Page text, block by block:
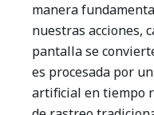
manera
nuestras acciones,
pantalla se
es procesada por
artificial en tiempo